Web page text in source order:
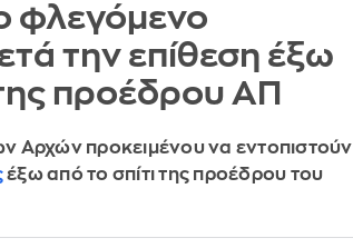
φλεγόμενο
την επίθεση έξω
προέδρου ΑΠ
Αρχών προκειμένου να εντοπιστούν
έξω από το σπίτι της προέδρου του